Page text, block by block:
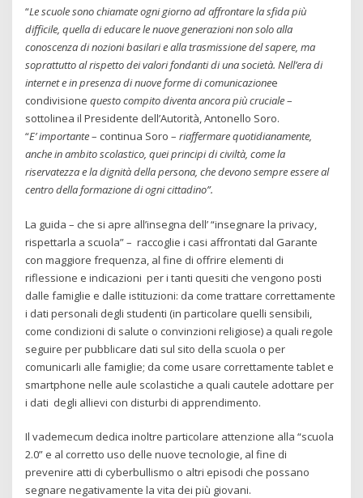
“Le scuole sono chiamate ogni giorno ad affrontare la sfida più
difficile, quella di educare le nuove generazioni non solo alla
conoscenza di nozioni basilari e alla trasmissione del sapere, ma
soprattutto al rispetto dei valori fondanti di una società. Nell’era di
internet e in presenza di nuove forme di comunicazionee
condivisionequesto compito diventa ancora più cruciale–
sottolinea il Presidente dell’Autorità, Antonello Soro.
“E’importante– continua Soro –riaffermare quotidianamente,
anche in ambito scolastico, quei principi di civiltà, come la
riservatezza e la dignità della persona, che devono sempre essere al
centro della formazione di ogni cittadino”.
La guida – che si apre all’insegna dell’ “insegnare la privacy,
rispettarla a scuola” – raccoglie i casi affrontati dal Garante
con maggiore frequenza, al fine di offrire elementi di
riflessione e indicazioni per i tanti quesiti che vengono posti
dalle famiglie e dalle istituzioni: da come trattare correttamente
i dati personali degli studenti (in particolare quelli sensibili,
come condizioni di salute o convinzioni religiose) a quali regole
seguire per pubblicare dati sul sito della scuola o per
comunicarli alle famiglie; da come usare correttamente tablet e
smartphone nelle aule scolastiche a quali cautele adottare per
i dati degli allievi con disturbi di apprendimento.
Il vademecum dedica inoltre particolare attenzione alla “scuola
2.0” e al corretto uso delle nuove tecnologie, al fine di
prevenire atti di cyberbullismo o altri episodi che possano
segnare negativamente la vita dei più giovani.